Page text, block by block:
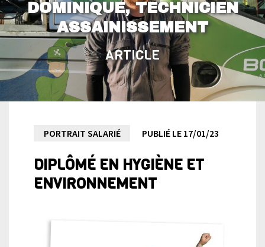
DOMINIQUE, TECHNICIEN
ASSAINISSEMENT
ARTICLE
Portrait
de
PORTRAIT SALARIÉ PUBLIÉ LE 17/01/23
DIPLÔMÉ EN HYGIÈNE ET
ENVIRONNEMENT